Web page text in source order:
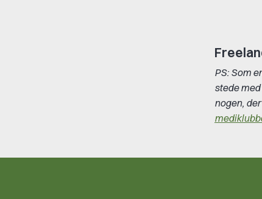
PS: Som
stede
nogen,